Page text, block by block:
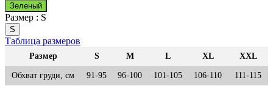
Зеленый
Размер : S
S
Таблица размеров
Размер S M L XL XXL
Обхват груди, см 91-95 96-100 101-105 106-110 111-115